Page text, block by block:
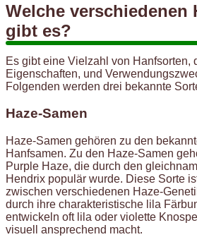
Welche verschiedenen
gibt es?
Es gibt eine Vielzahl von Hanfsorten,
Eigenschaften, und
Folgenden werden drei bekannte
Haze-Samen
Haze-Samen gehören zu den
Hanfsamen. Zu den Haze-Samen
Purple Haze, die durch den
Hendrix populär wurde. Diese Sorte
zwischen verschiedenen Haze-
durch ihre charakteristische lila
entwickeln oft lila oder violette
visuell ansprechend macht.